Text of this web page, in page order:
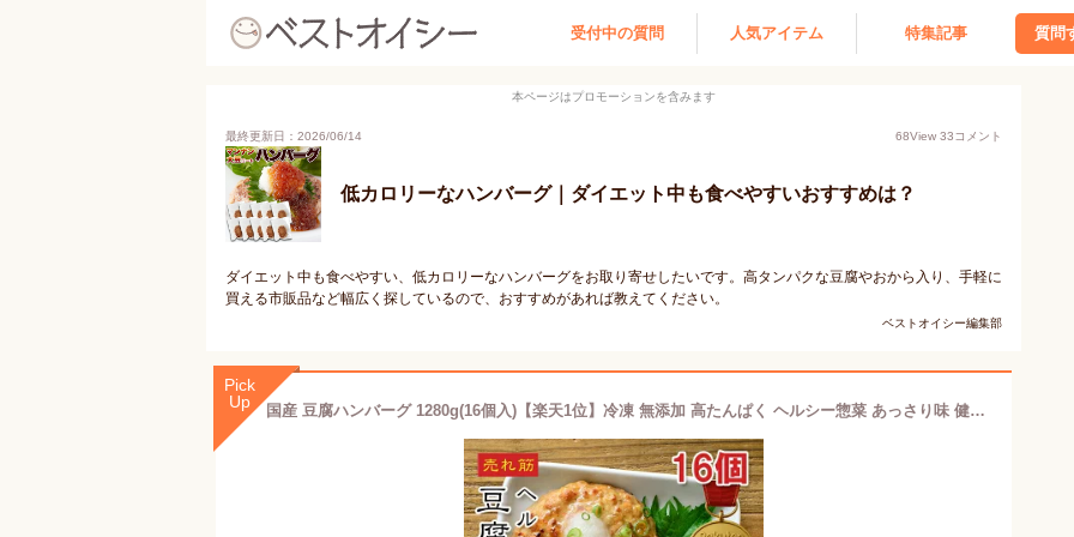
受付中の質問 人気アイテム 特集記事 質問
本ページはプロモーションを含みます
最終更新日：2026/06/14 68View 33コメント
低カロリーなハンバーグ｜ダイエット中も食べやすいおすすめは？
ダイエット中も食べやすい、低カロリーなハンバーグをお取り寄せしたいです。高タンパクな豆腐やおから入り、手軽に
買える市販品など幅広く探しているので、おすすめがあれば教えてください。
ベストオイシー編集部
Pick
Up
国産 豆腐ハンバーグ 1280g(16個入)【楽天1位】冷凍 無添加 高たんぱく ヘルシー惣菜 あっさり味 健康志向 お弁当 おかず ダイエット 業務用 大容量 ギフト対応【動画あり】送料無料★ 個別包装なし 電子レンジOK レンチン 要冷凍 取り寄せ 常備おかず アレンジレシピ付